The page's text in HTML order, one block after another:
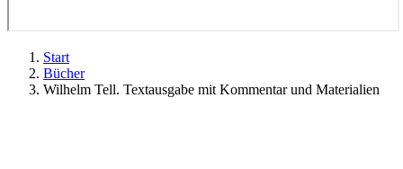
Start
Bücher
Wilhelm Tell. Textausgabe mit Kommentar und Materialien